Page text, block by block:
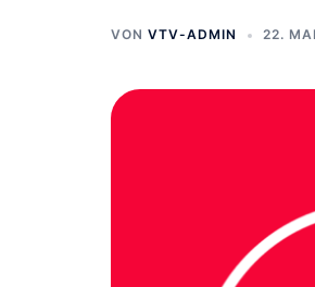
VON VTV-ADMIN 22.